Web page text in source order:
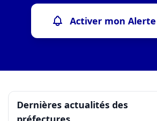
Activer mon Alerte
Dernières actualités des